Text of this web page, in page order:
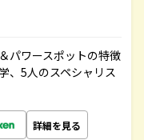
パワースポットの特徴
、5人のスペシャリス
詳細を見る